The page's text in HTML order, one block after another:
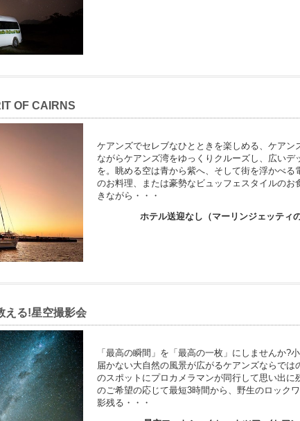
OF CAIRNS
ケアンズでセレブなひとときを楽しめる、ケア
ながらケアンズ湾をゆっくりクルーズし、広い
を。眺める空は青から紫へ、そして街を浮かべ
のお料理、または豪勢なビュッフェスタイルの
きながら・・・
ホテル送迎なし（マーリンジェッティ
える!星空撮影会
「最高の瞬間」を「最高の一枚」にしませんか?
届かない大自然の風景が広がるケアンズならで
のスポットにプロカメラマンが同行して思い出
のご希望の応じて最短3時間から、野生のロック
影残る・・・